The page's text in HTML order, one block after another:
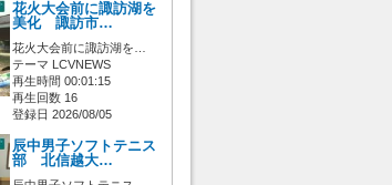
花火大会前に諏訪湖を
美化 諏訪市…
花火大会前に諏訪湖を…
テーマ LCVNEWS
再生時間 00:01:15
再生回数 16
登録日 2026/08/05
辰中男子ソフトテニス
部 北信越大…